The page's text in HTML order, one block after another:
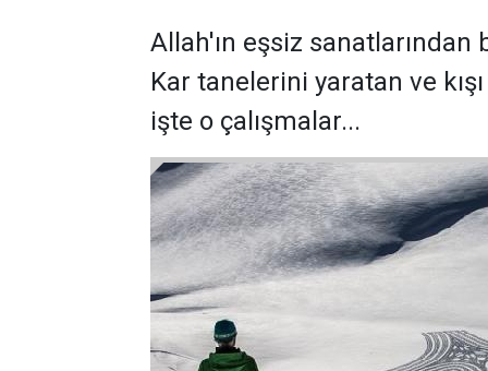
Allah'ın eşsiz
Kar tanelerini yaratan ve
işte o çalışmalar...